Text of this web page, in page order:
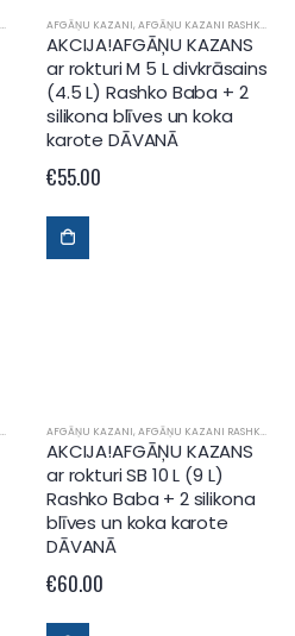
AFGĀŅU KAZANI, AFGĀŅU KAZANI RASHKO BABA
AKCIJA!AFGĀŅU KAZANS
ar rokturi M 5 L divkrāsains
(4.5 L) Rashko Baba + 2
silikona blīves un koka
karote DĀVANĀ
€55.00
AFGĀŅU KAZANI, AFGĀŅU KAZANI RASHKO BABA
AKCIJA!AFGĀŅU KAZANS
ar rokturi SB 10 L (9 L)
Rashko Baba + 2 silikona
blīves un koka karote
DĀVANĀ
€60.00